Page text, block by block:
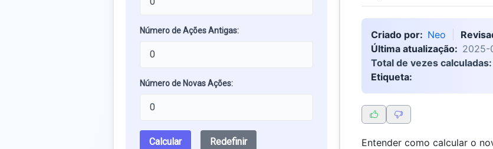
Número de Ações Antigas:
Número de Novas Ações:
Calcular Redefinir
Criado por: Neo
Última atualização: 2025-
Total de vezes calculadas:
Etiqueta:
Entender como calcular o